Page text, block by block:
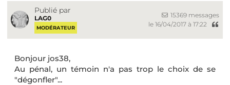
Publié par
LAG0
MODÉRATEUR
15369 messages
le 16/04/2017 à 17:22
Bonjour jos38,
Au pénal, un témoin n'a pas trop le choix de se
"dégonfler"...